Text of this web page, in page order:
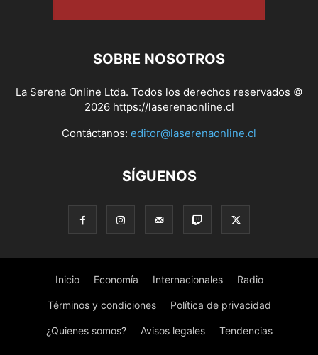
SOBRE NOSOTROS
La Serena Online Ltda. Todos los derechos reservados ©
2026 https://laserenaonline.cl
Contáctanos: editor@laserenaonline.cl
SÍGUENOS
Inicio Economía Internacionales Radio
Términos y condiciones Política de privacidad
¿Quienes somos? Avisos legales Tendencias